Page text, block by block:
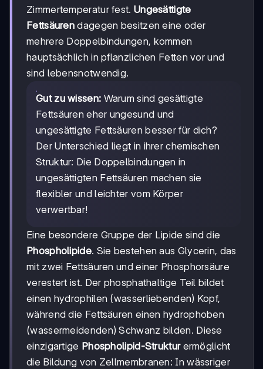
Zimmertemperatur fest. Ungesättigte
Fettsäuren dagegen besitzen eine oder
mehrere Doppelbindungen, kommen
hauptsächlich in pflanzlichen Fetten vor und
sind lebensnotwendig.
Gut zu wissen: Warum sind gesättigte
Fettsäuren eher ungesund und
ungesättigte Fettsäuren besser für dich?
Der Unterschied liegt in ihrer chemischen
Struktur: Die Doppelbindungen in
ungesättigten Fettsäuren machen sie
flexibler und leichter vom Körper
verwertbar!
Eine besondere Gruppe der Lipide sind die
Phospholipide. Sie bestehen aus Glycerin, das
mit zwei Fettsäuren und einer Phosphorsäure
verestert ist. Der phosphathaltige Teil bildet
einen hydrophilen (wasserliebenden) Kopf,
während die Fettsäuren einen hydrophoben
(wassermeidenden) Schwanz bilden. Diese
einzigartige Phospholipid-Strukturermöglicht
die Bildung von Zellmembranen: In wässriger